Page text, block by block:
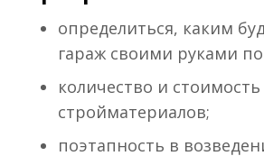
определиться, каким
гараж своими руками
количество и стоимость
стройматериалов;
поэтапность в